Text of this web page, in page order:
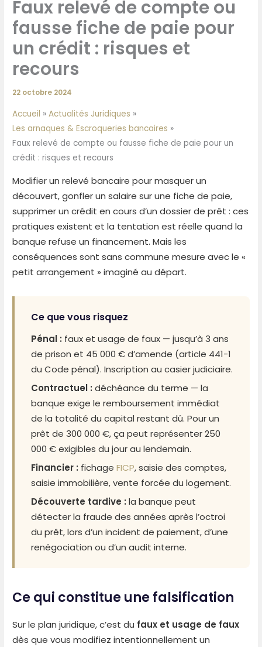
Faux relevé de compte ou
fausse fiche de paie pour
un crédit : risques et
recours
22 octobre 2024
Accueil
Actualités Juridiques
Les arnaques & Escroqueries bancaires
Faux relevé de compte ou fausse fiche de paie pour un
crédit : risques et recours
Modifier un relevé bancaire pour masquer un
découvert, gonfler un salaire sur une fiche de paie,
supprimer un crédit en cours d’un dossier de prêt : ces
pratiques existent et la tentation est réelle quand la
banque refuse un financement. Mais les
conséquences sont sans commune mesure avec le «
petit arrangement » imaginé au départ.
Ce que vous risquez
Pénal : faux et usage de faux — jusqu’à 3 ans
de prison et 45 000 € d’amende (article 441-1
du Code pénal). Inscription au casier judiciaire.
Contractuel : déchéance du terme — la
banque exige le remboursement immédiat
de la totalité du capital restant dû. Pour un
prêt de 300 000 €, ça peut représenter 250
000 € exigibles du jour au lendemain.
Financier : fichageFICP, saisie des comptes,
saisie immobilière, vente forcée du logement.
Découverte tardive : la banque peut
détecter la fraude des années après l’octroi
du prêt, lors d’un incident de paiement, d’une
renégociation ou d’un audit interne.
Ce qui constitue une falsification
Sur le plan juridique, c’est du faux et usage de faux
dès que vous modifiez intentionnellement un